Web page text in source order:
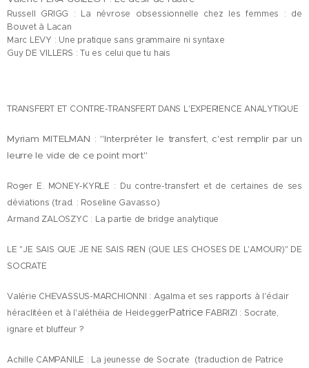
Russell GRIGG : La névrose obsessionnelle chez les femmes : de
Bouvet à Lacan
Marc LEVY : Une pratique sans grammaire ni syntaxe
Guy DE VILLERS : Tu es celui que tu hais
TRANSFERT ET CONTRE-TRANSFERT DANS L'EXPERIENCE ANALYTIQUE
Myriam MITELMAN : "Interpréter le transfert, c'est remplir par un
leurre le vide de ce point mort"
Roger E. MONEY-KYRLE : Du contre-transfert et de certaines de ses
déviations (trad. : Roseline Gavasso)
Armand ZALOSZYC : La partie de bridge analytique
LE "JE SAIS QUE JE NE SAIS RIEN (QUE LES CHOSES DE L'AMOUR)" DE
SOCRATE
Valérie CHEVASSUS-MARCHIONNI : Agalma et ses rapports à l'éclair
héraclitéen et à l'aléthéia de HeideggerPatrice FABRIZI : Socrate,
ignare et bluffeur ?
Achille CAMPANILE : La jeunesse de Socrate (traduction de Patrice